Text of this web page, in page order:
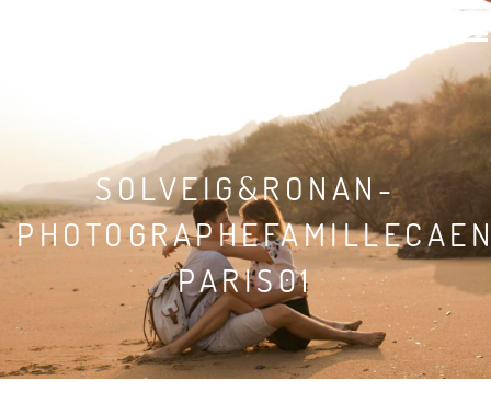
SOLVEIG&RONAN-
PARIS01